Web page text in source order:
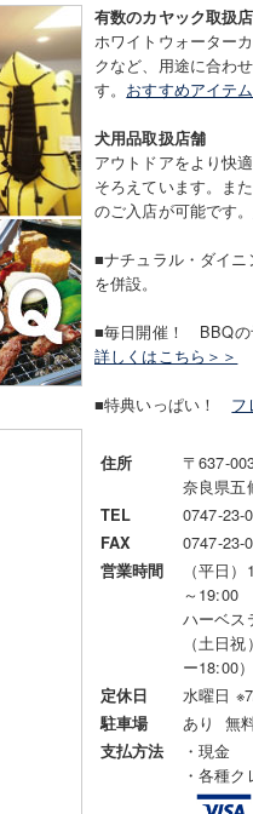
有数のカヤック取扱
ホワイトウォーター
クなど、用途に合わ
す。 おすすめアイテ
犬用品取扱店舗
アウトドアをより快
そろえています。ま
のご入店が可能です。
■ナチュラル・ダイ
を併設。
■毎日開催！ BBQの
詳しくはこちら＞＞
■特典いっぱい！ フ
住所
〒637-
奈良県五
TEL 0747-23-
FAX 0747-23-
営業時間
（平日
～19:00
ハーベス
（土日
ー18:00）
定休日 水曜日
駐車場 あり 無
支払方法
・現金
・各種ク